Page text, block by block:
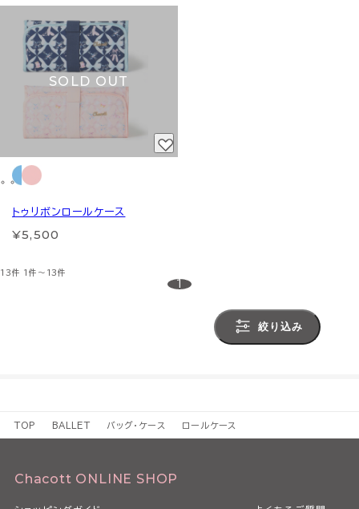
SOLD OUT
トゥリボンロールケース
¥5,500
13件 1件～13件
1
絞り込み
TOP BALLET バッグ・ケース ロールケース
Chacott ONLINE SHOP